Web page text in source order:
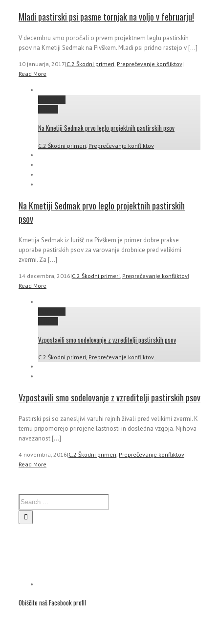
Mladi pastirski psi pasme tornjak na voljo v februarju!
V decembru smo poročali o prvem projektnem leglu pastirskih
psov na Kmetiji Sedmak na Pivškem. Mladi psi pridno rastejo v [...]
10 januarja, 2017|C.2 Škodni primeri, Preprečevanje konfliktov|
Read More
Na Kmetiji Sedmak prvo leglo projektnih pastirskih psov
C.2 Škodni primeri Preprečevanje konfliktov
Na Kmetiji Sedmak prvo leglo projektnih pastirskih
psov
Kmetija Sedmak iz Jurišč na Pivškem je primer dobre prakse
uporabe pastirskih psov za varovanje drobnice pred velikimi
zvermi. Za [...]
14 decembra, 2016|C.2 Škodni primeri Preprečevanje konfliktov|
Read More
Vzpostavili smo sodelovanje z vzreditelji pastirskih psov
C.2 Škodni primeri, Preprečevanje konfliktov
Vzpostavili smo sodelovanje z vzreditelji pastirskih psov
Pastirski psi so zanesljivi varuhi rejnih živali pred velikimi zvermi. K
temu pripomorejo prirojene lastnosti in dosledna vzgoja. Njihova
navezanost [...]
4 novembra, 2016|C.2 Škodni primeri Preprečevanje konfliktov|
Read More
Obiščite naš Facebook profil